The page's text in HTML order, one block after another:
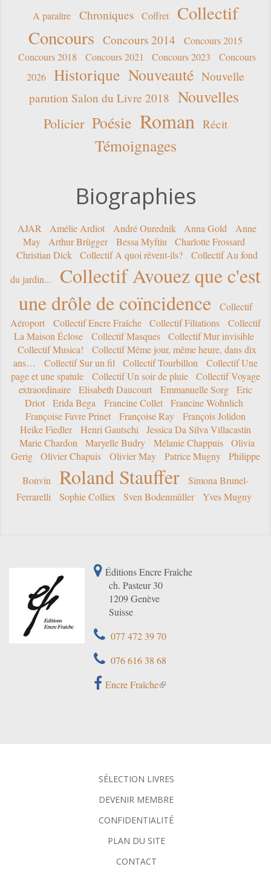
A paraître Chroniques Coffret
Collectif
Concours Concours 2014
Concours 2015
Concours 2018
Concours 2021 Concours 2023
Concours
2026
Historique Nouveauté Nouvelle
parution Salon du Livre 2018 Nouvelles
Policier Poésie Roman Récit
Témoignages
Biographies
AJAR Amélie Ardiot André Ourednik Anna Gold
Anne
May
Arthur Brügger Bessa Myftiu
Charlotte Frossard
Christian Dick
Collectif A quoi rêvent-ils?
Collectif Au fond
du jardin...
Collectif Avouez que c'est
une drôle de coïncidence
Collectif
Aéroport
Collectif Encre Fraîche Collectif Filiations
Collectif
La Maison Éclose
Collectif Masques
Collectif Mur invisible
Collectif Musica!
Collectif Même jour, même heure, dans dix
ans…
Collectif Sur un fil Collectif Tourbillon
Collectif Une
page et une spatule
Collectif Un soir de pluie
Collectif Voyage
extraordinaire
Elisabeth Daucourt Emmanuelle Sorg
Eric
Driot
Erida Bega Francine Collet
Francine Wohnlich
Françoise Favre Prinet
Françoise Ray
François Jolidon
Heike Fiedler
Henri Gautschi
Jessica Da Silva Villacastín
Marie Chardon
Maryelle Budry Mélanie Chappuis
Olivia
Gerig
Olivier Chapuis Olivier May Patrice Mugny
Philippe
Bonvin
Roland Stauffer
Simona Brunel-
Ferrarelli
Sophie Colliex Sven Bodenmüller Yves Mugny
Éditions Encre Fraîche
ch. Pasteur 30
1209 Genève
Suisse
077 472 39 70
076 616 38 68
Encre Fraîche
SÉLECTION LIVRES
DEVENIR MEMBRE
CONFIDENTIALITÉ
PLAN DU SITE
CONTACT